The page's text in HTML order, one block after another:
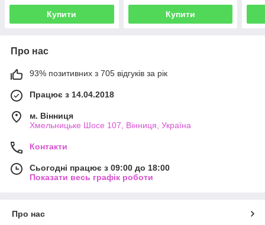
Купити Купити
Про нас
93% позитивних з 705 відгуків за рік
Працює з 14.04.2018
м. Вінниця
Хмельницьке Шосе 107, Вінниця, Україна
Контакти
Сьогодні працює з 09:00 до 18:00
Показати весь графік роботи
Про нас